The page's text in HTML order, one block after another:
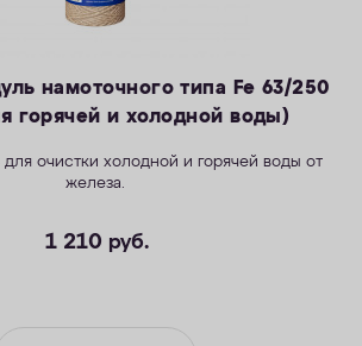
намоточного типа Fe 63/250
(для горячей и холодной воды)
очистки холодной и горячей воды от
железа.
1 210 руб.